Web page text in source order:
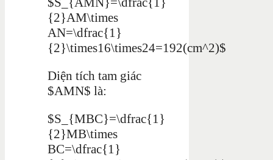
{2}AM\times
AN=\dfrac{1}
{2}\times16\times24=192(cm^2)$
Diện tích tam giác
$AMN$ là:
$S_{MBC}=\dfrac{1}
{2}MB\times
BC=\dfrac{1}